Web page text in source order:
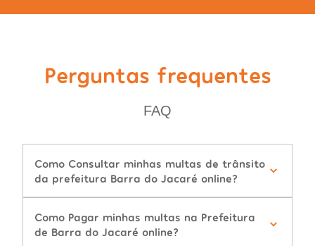
Perguntas frequentes
FAQ
Como Consultar minhas multas de trânsito
da prefeitura Barra do Jacaré online?
Como Pagar minhas multas na Prefeitura
de Barra do Jacaré online?